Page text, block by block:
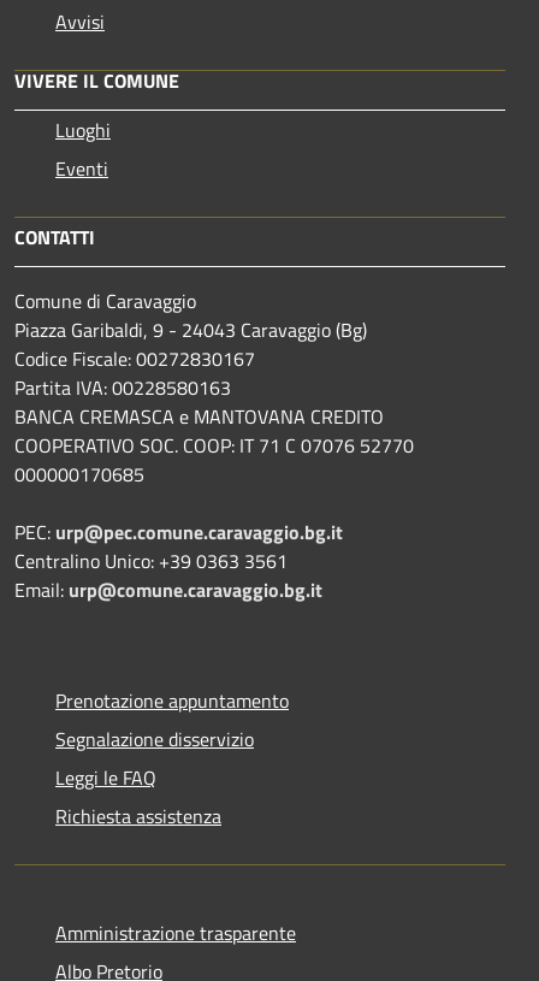
Avvisi
VIVERE IL COMUNE
Luoghi
Eventi
CONTATTI
Comune di Caravaggio
Piazza Garibaldi, 9 - 24043 Caravaggio (Bg)
Codice Fiscale: 00272830167
Partita IVA: 00228580163
BANCA CREMASCA e MANTOVANA CREDITO
COOPERATIVO SOC. COOP: IT 71 C 07076 52770
000000170685
PEC: urp@pec.comune.caravaggio.bg.it
Centralino Unico: +39 0363 3561
Email: urp@comune.caravaggio.bg.it
Prenotazione appuntamento
Segnalazione disservizio
Leggi le FAQ
Richiesta assistenza
Amministrazione trasparente
Albo Pretorio